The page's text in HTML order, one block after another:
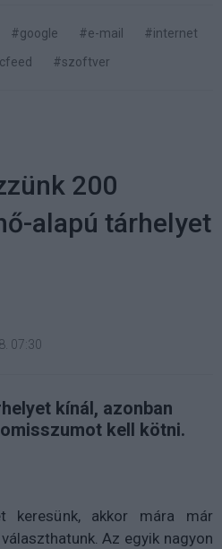
#google #e-mail
#internet
#szoftver
200
alapú tárhelyet
07:30
kínál, azonban
kell kötni.
keresünk, akkor mára már
Az egyik nagyon